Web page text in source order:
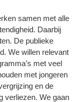
samen met alle
Daarbij
De publieke
We willen relevant
met veel
met jongeren
en de
verliezen. We gaan